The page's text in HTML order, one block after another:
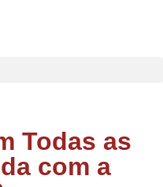
Todas as
com a